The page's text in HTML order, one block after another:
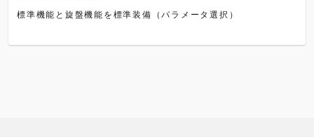
標準機能と旋盤機能を標準装備（パラメータ選択）